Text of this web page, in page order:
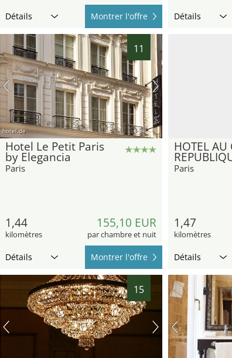
Détails Montrer l'offre Détails
11
hotel.de
Hotel Le Petit Paris
by Elegancia
Paris
1,44
kilomètres
155,10 EUR
par chambre et nuit
Détails Montrer l'offre
HOTEL
Paris
1,47
kilomètres
Détails
15